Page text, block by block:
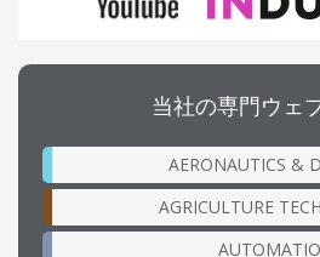
当社の専門ウェ
AERONAUTICS &
AGRICULTURE